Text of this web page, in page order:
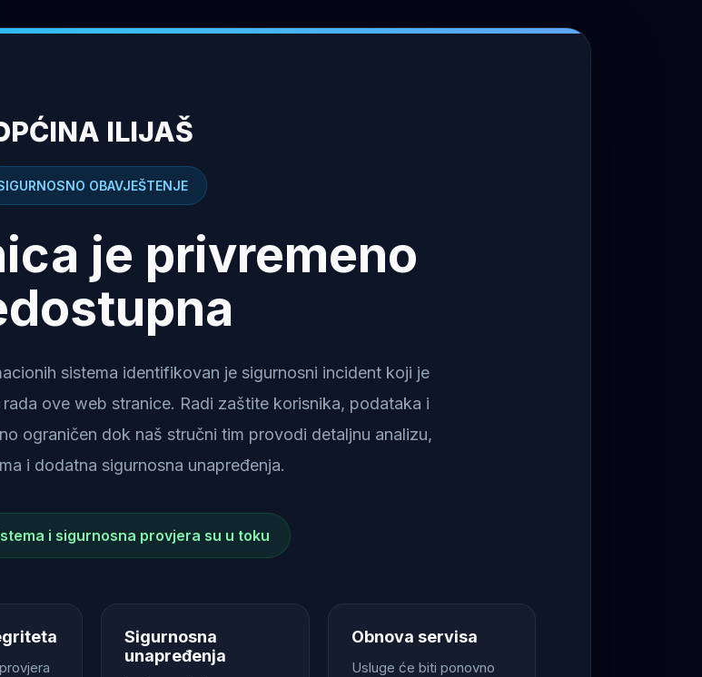
ILIJAŠ
OBAVJEŠTENJE
je privremeno
sistema identifikovan je sigurnosni incident koji je
ove web stranice. Radi zaštite korisnika, podataka i
ograničen dok naš stručni tim provodi detaljnu analizu,
i dodatna sigurnosna unapređenja.
i sigurnosna provjera su u toku
Sigurnosna
unapređenja
Obnova servisa
Usluge će biti ponovno